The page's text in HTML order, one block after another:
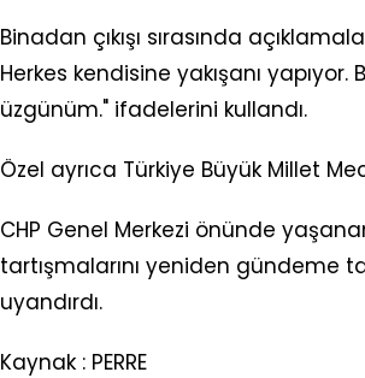
Binadan çıkışı sırasında
Herkes kendisine yakışanı yapıyor.
üzgünüm." ifadelerini kullandı.
Özel ayrıca Türkiye Büyük Millet
CHP Genel Merkezi önünde
tartışmalarını yeniden gündeme
uyandırdı.
Kaynak : PERRE